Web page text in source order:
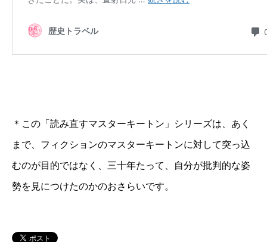
＊この「読み直すマスターキートン」シリーズは、あく
まで、フィクションのマスターキートンに対して突っ込
むのが目的ではなく、三十年たって、自分が批判的な姿
勢を見につけたのかのおさらいです。